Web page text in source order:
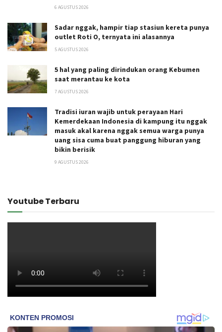
6 AGUSTUS 2026
Sadar nggak, hampir tiap stasiun kereta punya
outlet Roti O, ternyata ini alasannya
5 AGUSTUS 2026
5 hal yang paling dirindukan orang Kebumen
saat merantau ke kota
7 AGUSTUS 2026
Tradisi iuran wajib untuk perayaan Hari
Kemerdekaan Indonesia di kampung itu nggak
masuk akal karena nggak semua warga punya
uang sisa cuma buat panggung hiburan yang
bikin berisik
9 AGUSTUS 2026
Youtube Terbaru